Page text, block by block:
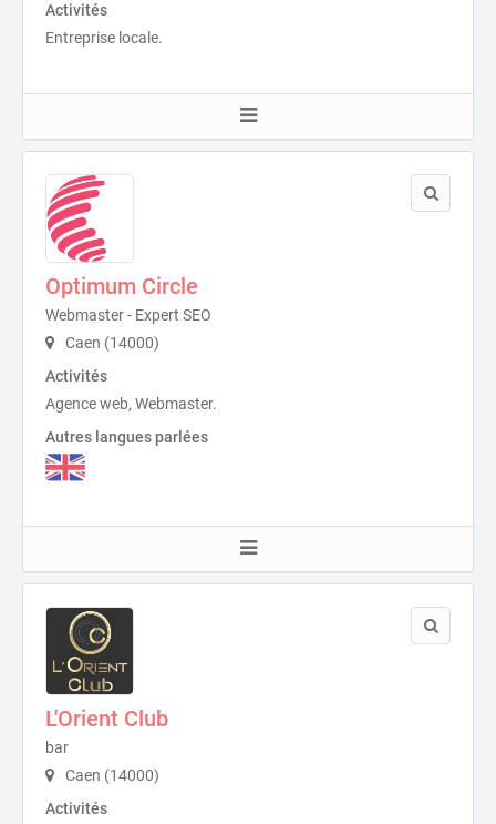
Activités
Entreprise locale.
Optimum Circle
Webmaster - Expert SEO
Caen (14000)
Activités
Agence web, Webmaster.
Autres langues parlées
L'Orient Club
bar
Caen (14000)
Activités